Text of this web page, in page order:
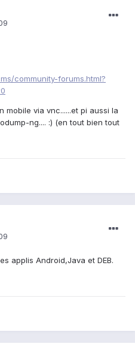
community-forums.html?
via vnc......et pi aussi la
ng.... :) (en tout bien tout
applis Android,Java et DEB.